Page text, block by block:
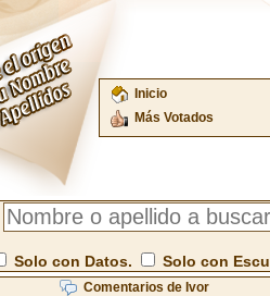
Inicio
Más Votados
Solo con Datos. Solo con
Comentarios de Ivor